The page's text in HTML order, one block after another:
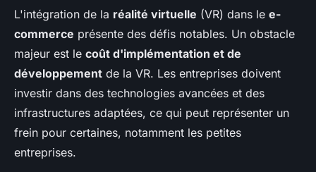
L'intégration de la réalité virtuelle (VR) dans le e-
commerce présente des défis notables. Un obstacle
majeur est le coût d'implémentation et de
développement de la VR. Les entreprises doivent
investir dans des technologies avancées et des
infrastructures adaptées, ce qui peut représenter un
frein pour certaines, notamment les petites
entreprises.